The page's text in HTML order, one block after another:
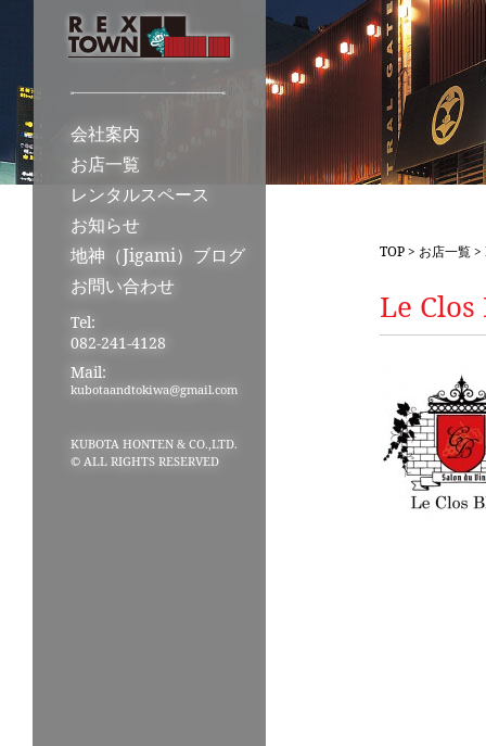
会社案内
お店一覧
レンタルスペース
お知らせ
地神（Jigami）ブログ
お問い合わせ
Tel:
082-241-4128
Mail:
kubotaandtokiwa@gmail.com
KUBOTA HONTEN & CO.,LTD.
© ALL RIGHTS RESERVED
TOP> お店一覧>
Le